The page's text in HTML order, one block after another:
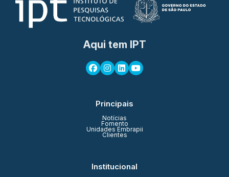
Aqui tem IPT
Principais
Notícias
Fomento
Unidades Embrapii
Clientes
Institucional